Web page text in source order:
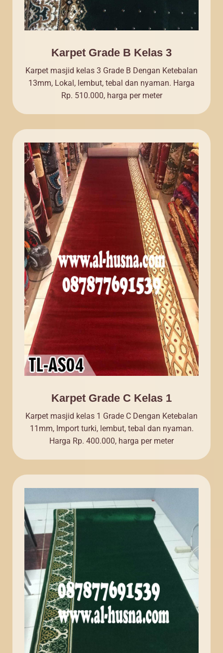
Karpet Grade B Kelas 3
Karpet masjid kelas 3 Grade B Dengan Ketebalan
13mm, Lokal, lembut, tebal dan nyaman. Harga
Rp. 510.000, harga per meter
Karpet Grade C Kelas 1
Karpet masjid kelas 1 Grade C Dengan Ketebalan
11mm, Import turki, lembut, tebal dan nyaman.
Harga Rp. 400.000, harga per meter